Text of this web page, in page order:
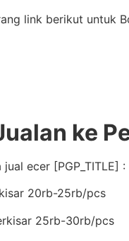
link berikut untuk
ke
ecer [PGP_TITLE] :
20rb-25rb/pcs
25rb-30rb/pcs